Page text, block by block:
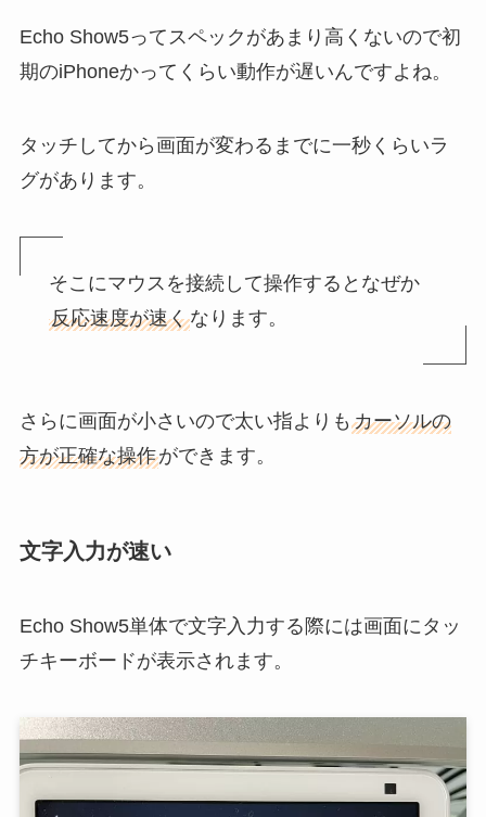
Echo Show5ってスペックがあまり高くないので初
期のiPhoneかってくらい動作が遅いんですよね。
タッチしてから画面が変わるまでに一秒くらいラ
グがあります。
そこにマウスを接続して操作するとなぜか
反応速度が速くなります。
さらに画面が小さいので太い指よりも カーソルの
方が正確な操作ができます。
文字入力が速い
Echo Show5単体で文字入力する際には画面にタッ
チキーボードが表示されます。